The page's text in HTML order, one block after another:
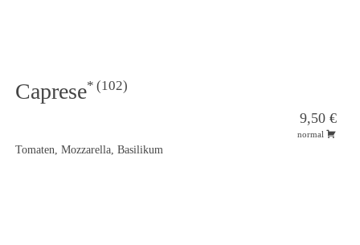
Caprese 102
9,50 €
normal
Tomaten, Mozzarella, Basilikum